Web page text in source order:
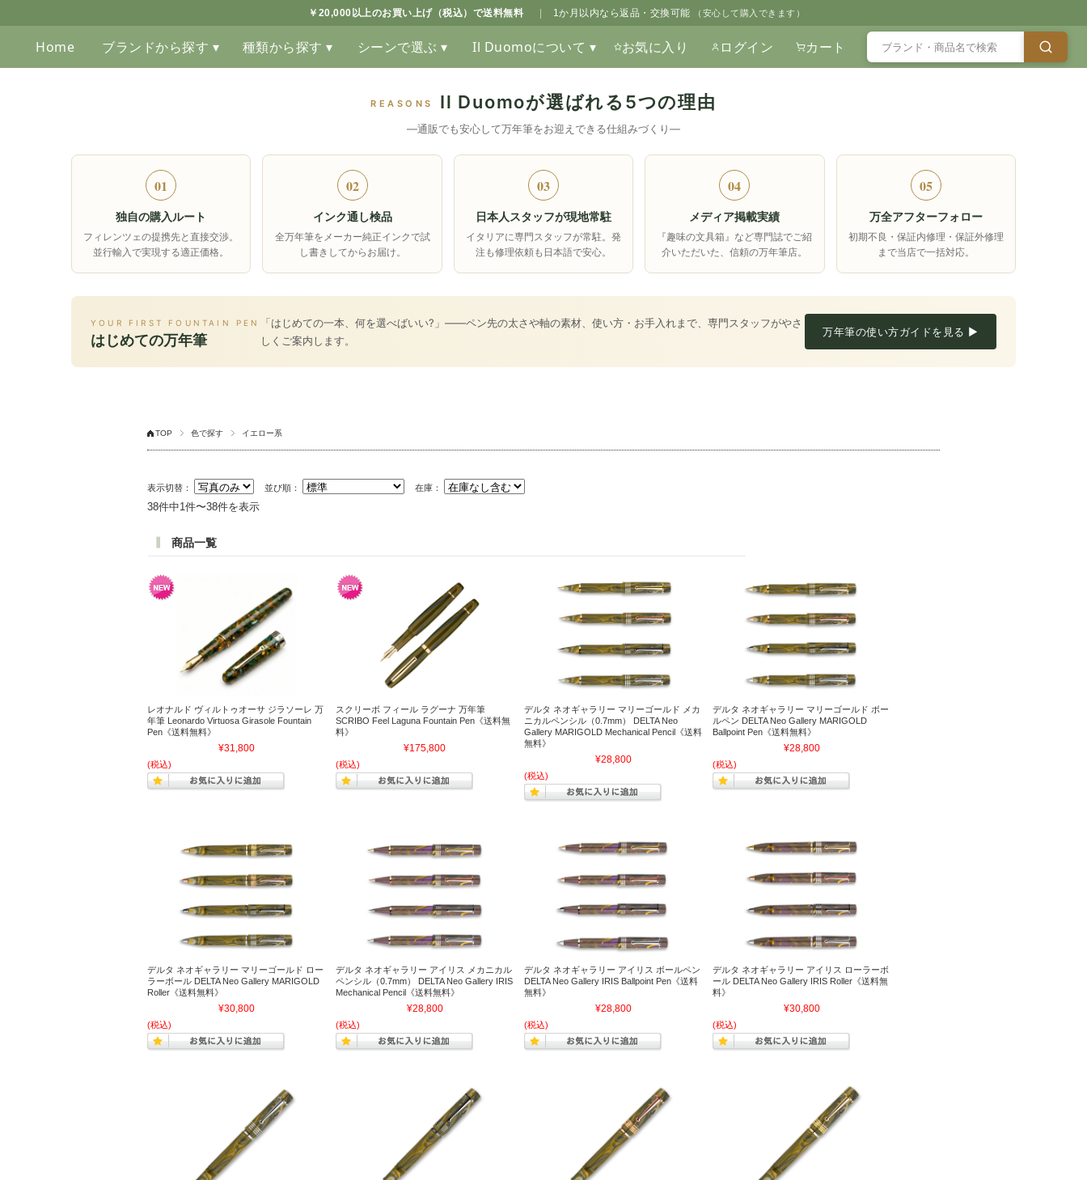
￥20,000以上のお買い上げ（税込）で送料無料 1か月以内なら返品・交換可能 （安心して購入できます）
Home ブランドから探す ▾ 種類から探す ▾ シーンで選ぶ ▾ Il Duomoについて ▾ お気に入り ログイン カート
REASONS Il Duomoが選ばれる5つの理由
―通販でも安心して万年筆をお迎えできる仕組みづくり―
01
独自の購入ルート
フィレンツェの提携先と直接交渉。
並行輸入で実現する適正価格。
02
インク通し検品
全万年筆をメーカー純正インクで試
し書きしてからお届け。
03
日本人スタッフが現地常駐
イタリアに専門スタッフが常駐。発
注も修理依頼も日本語で安心。
04
メディア掲載実績
『趣味の文具箱』など専門誌でご紹
介いただいた、信頼の万年筆店。
05
万全アフターフォロー
初期不良・保証内修理・保証外修理
まで当店で一括対応。
YOUR FIRST FOUNTAIN PEN
はじめての万年筆
「はじめての一本、何を選べばいい?」――ペン先の太さや軸の素材、使い方・お手入れまで、専門スタッフがやさ
しくご案内します。
万年筆の使い方ガイドを見る ▶
TOP 色で探す イエロー系
表示切替： 並び順： 在庫：
38件中1件〜38件を表示
商品一覧
レオナルド ヴィルトゥオーサ ジラソーレ 万
年筆 Leonardo Virtuosa Girasole Fountain
Pen《送料無料》
¥31,800
(税込)
スクリーボ フィール ラグーナ 万年筆
SCRIBO Feel Laguna Fountain Pen《送料無
料》
¥175,800
(税込)
デルタ ネオギャラリー マリーゴールド メカ
ニカルペンシル（0.7mm） DELTA Neo
Gallery MARIGOLD Mechanical Pencil《送料
無料》
¥28,800
(税込)
デルタ ネオギャラリー マリーゴールド ボー
ルペン DELTA Neo Gallery MARIGOLD
Ballpoint Pen《送料無料》
¥28,800
(税込)
デルタ ネオギャラリー マリーゴールド ロー
ラーボール DELTA Neo Gallery MARIGOLD
Roller《送料無料》
¥30,800
(税込)
デルタ ネオギャラリー アイリス メカニカル
ペンシル（0.7mm） DELTA Neo Gallery IRIS
Mechanical Pencil《送料無料》
¥28,800
(税込)
デルタ ネオギャラリー アイリス ボールペン
DELTA Neo Gallery IRIS Ballpoint Pen《送料
無料》
¥28,800
(税込)
デルタ ネオギャラリー アイリス ローラーボ
ール DELTA Neo Gallery IRIS Roller《送料無
料》
¥30,800
(税込)